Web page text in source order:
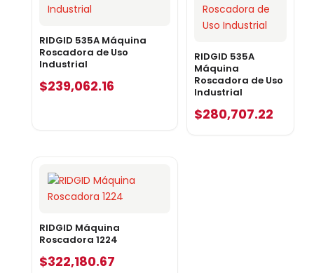
RIDGID 535A Máquina
Roscadora de Uso
Industrial
$239,062.16
RIDGID 535A
Máquina
Roscadora de Uso
Industrial
$280,707.22
RIDGID Máquina
Roscadora 1224
$322,180.67